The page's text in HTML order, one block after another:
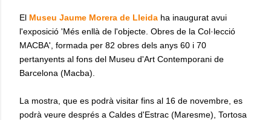
El Museu Jaume Morera de Lleida ha inaugurat avui
l'exposició 'Més enllà de l'objecte. Obres de la Col·lecció
MACBA', formada per 82 obres dels anys 60 i 70
pertanyents al fons del Museu d'Art Contemporani de
Barcelona (Macba).
La mostra, que es podrà visitar fins al 16 de novembre, es
podrà veure després a Caldes d'Estrac (Maresme), Tortosa